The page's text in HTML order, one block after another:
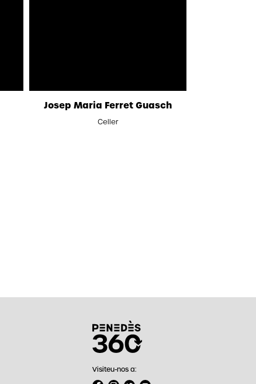
Josep Maria Ferret Guasch
Celler
Visiteu-nos a: